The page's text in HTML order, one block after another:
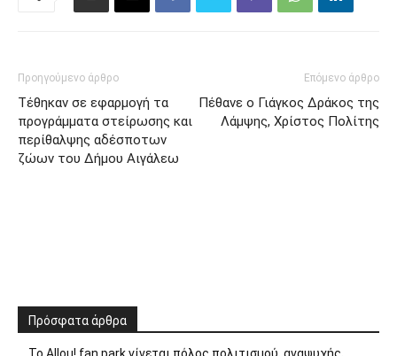
Προηγούμενο άρθρο
Τέθηκαν σε εφαρμογή τα
προγράμματα στείρωσης και
περίθαλψης αδέσποτων
ζώων του Δήμου Αιγάλεω
Επόμενο άρθρο
Πέθανε ο Γιάγκος Δράκος της
Λάμψης, Χρίστος Πολίτης